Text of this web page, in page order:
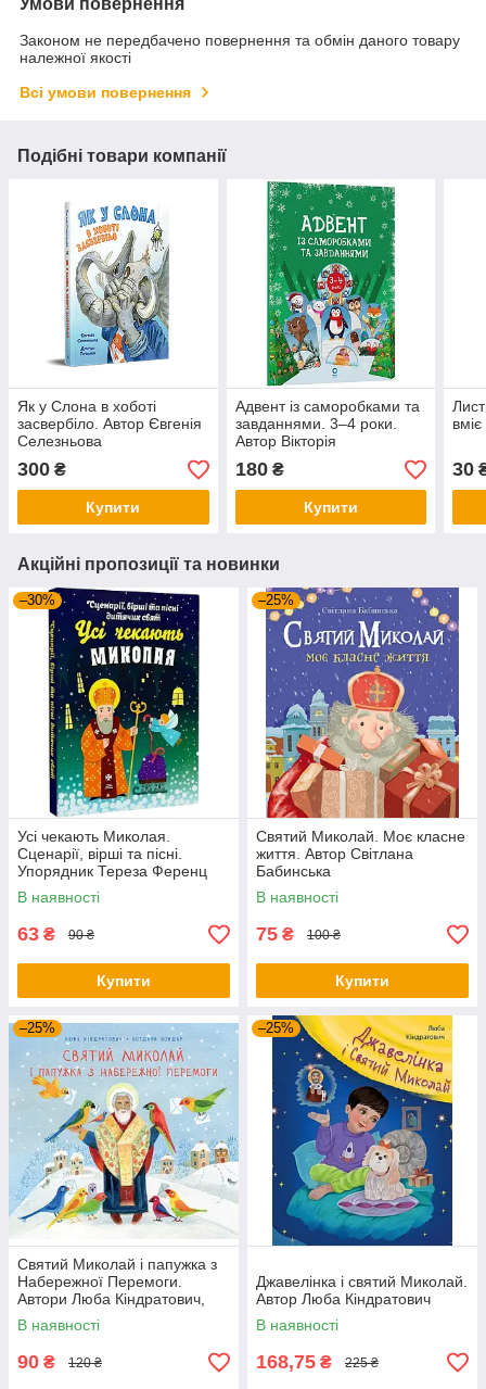
Законом не передбачено повернення та обмін даного товару
належної якості
Всі умови повернення
Подібні товари компанії
Як у Слона в хоботі
засвербіло. Автор Євгенія
Селезньова
300 ₴
Купити
Адвент із саморобками та
завданнями. 3–4 роки.
Автор Вікторія
Карнаушенко
180₴
Купити
30
Акційні пропозиції та новинки
–30%
Усі чекають Миколая.
Сценарії, вірші та пісні.
Упорядник Тереза Ференц
В наявності
63 ₴ 90 ₴
Купити
–25%
Святий Миколай. Моє класне
життя. Автор Світлана
Бабинська
В наявності
75 ₴ 100 ₴
Купити
–25%
Святий Миколай і папужка з
Набережної Перемоги.
Автори Люба Кіндратович,
Богдана Бондар
В наявності
90 ₴ 120 ₴
–25%
Джавелінка і святий Миколай.
Автор Люба Кіндратович
В наявності
168,75 ₴ 225 ₴